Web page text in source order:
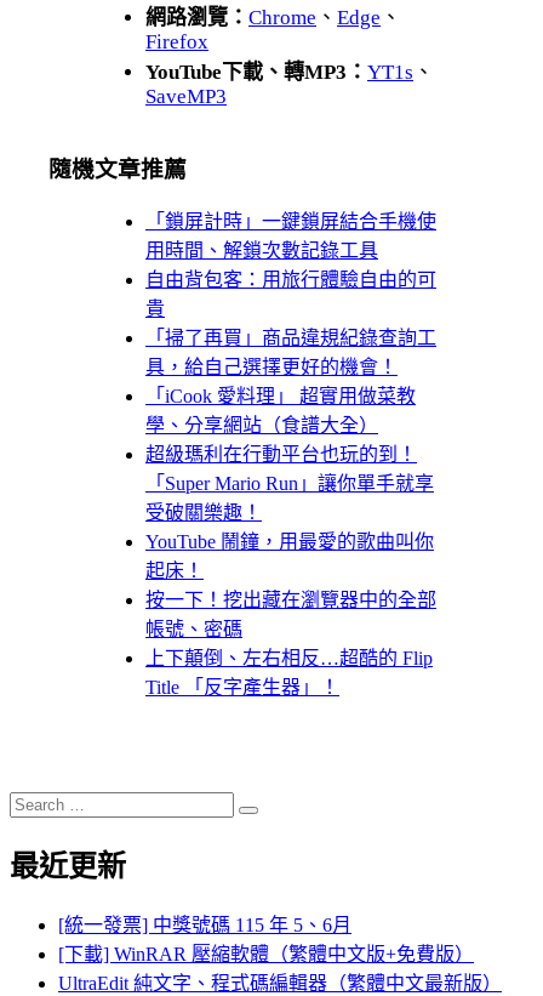
網路瀏覽： Chrome 、 Edge 、
Firefox
YouTube下載、轉MP3： YT1s 、
SaveMP3
隨機文章推薦
「鎖屏計時」一鍵鎖屏結合手機使
用時間、解鎖次數記錄工具
自由背包客：用旅行體驗自由的可
貴
「掃了再買」商品違規紀錄查詢工
具，給自己選擇更好的機會！
「iCook 愛料理」 超實用做菜教
學、分享網站（食譜大全）
超級瑪利在行動平台也玩的到！
「Super Mario Run」讓你單手就享
受破關樂趣！
YouTube 鬧鐘，用最愛的歌曲叫你
起床！
按一下！挖出藏在瀏覽器中的全部
帳號、密碼
上下顛倒、左右相反…超酷的 Flip
Title 「反字產生器」！
Search
for:
Search
最近更新
[統一發票] 中獎號碼 115 年 5、6月
[下載] WinRAR 壓縮軟體（繁體中文版+免費版）
UltraEdit 純文字、程式碼編輯器（繁體中文最新版）